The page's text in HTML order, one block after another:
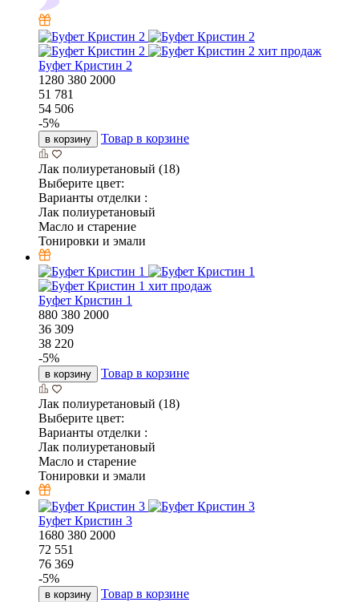
хит продаж
Буфет Кристин 2
1280 380 2000
51 781
54 506
-5%
в корзину Товар в корзине
Лак полиуретановый (18)
Выберите цвет:
Варианты отделки :
Лак полиуретановый
Масло и старение
Тонировки и эмали
хит продаж
Буфет Кристин 1
880 380 2000
36 309
38 220
-5%
в корзину Товар в корзине
Лак полиуретановый (18)
Выберите цвет:
Варианты отделки :
Лак полиуретановый
Масло и старение
Тонировки и эмали
Буфет Кристин 3
1680 380 2000
72 551
76 369
-5%
в корзину Товар в корзине